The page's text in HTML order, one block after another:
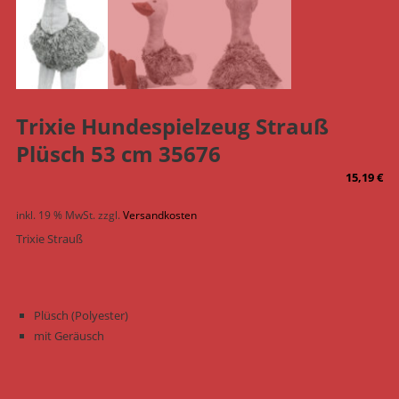
Trixie Hundespielzeug Strauß
Plüsch 53 cm 35676
15,19€
inkl. 19 % MwSt. zzgl. Versandkosten
Trixie Strauß
Plüsch (Polyester)
mit Geräusch